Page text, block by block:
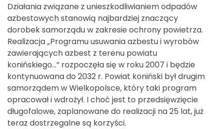
Działania związane z unieszkodliwianiem odpadów
azbestowych stanowią najbardziej znaczący
dorobek samorządu w zakresie ochrony powietrza.
Realizacja „Programu usuwania azbestu i wyrobów
zawierających azbest z terenu powiatu
konińskiego…” rozpoczęła się w roku 2007 i będzie
kontynuowana do 2032 r. Powiat koniński był drugim
samorządem w Wielkopolsce, który taki program
opracował i wdrożył. I choć jest to przedsięwzięcie
długofalowe, zaplanowane do realizacji na 25 lat, już
teraz dostrzegalne są korzyści.